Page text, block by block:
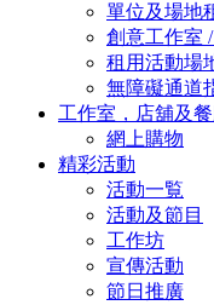
單位及場地
創意工作室
租用活動場
無障礙通道
工作室，店舖及
網上購物
精彩活動
活動一覧
活動及節目
工作坊
宣傳活動
節日推廣